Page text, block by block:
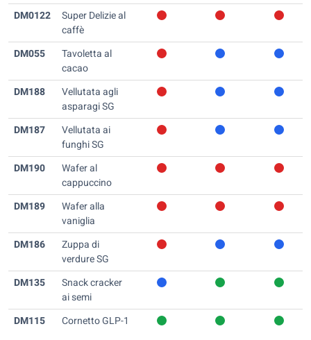
DM0122
Super Delizie al
caffè
DM055
Tavoletta al
cacao
DM188
Vellutata agli
asparagi SG
DM187
Vellutata ai
funghi SG
DM190
Wafer al
cappuccino
DM189
Wafer alla
vaniglia
DM186
Zuppa di
verdure SG
DM135
Snack cracker
ai semi
DM115
Cornetto GLP-1